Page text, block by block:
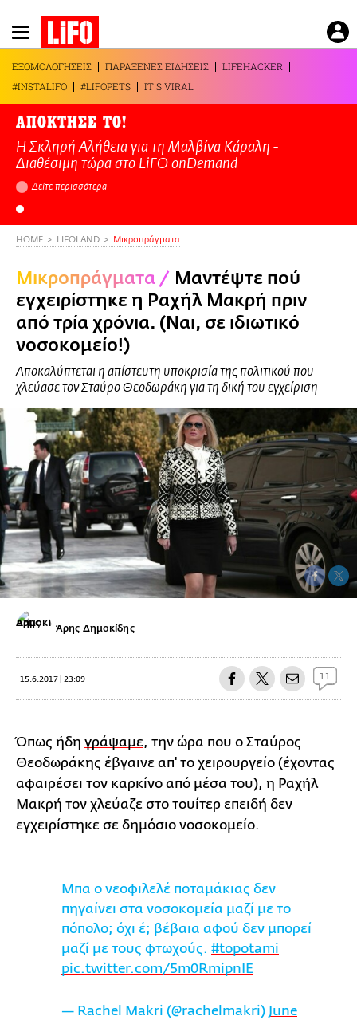
Παράκαμψη
προς
το
κυρίως
περιεχόμενο
ΕΞΟΜΟΛΟΓΗΣΕΙΣ ΠΑΡΑΞΕΝΕΣ ΕΙΔΗΣΕΙΣ
LIFEHACKER
#INSTALIFO
#LIFOPETS IT'S VIRAL
ΑΠΟΚΤΗΣΕ ΤΟ!
Η Σκληρή Αλήθεια για τη Μαλβίνα Κάραλη -
Διαθέσιμη τώρα στo LiFO onDemand
Δείτε περισσότερα
HOME LIFOLAND Mικροπράγματα
Mικροπράγματα / Μαντέψτε πού
εγχειρίστηκε η Ραχήλ Μακρή πριν
από τρία χρόνια. (Ναι, σε ιδιωτικό
νοσοκομείο!)
Αποκαλύπτεται η απίστευτη υποκρισία της πολιτικού που
χλεύασε τον Σταύρο Θεοδωράκη για τη δική του εγχείριση
Άρης Δημοκίδης
15.6.2017 | 23:09 11
Όπως ήδη γράψαμε, την ώρα που ο Σταύρος
Θεοδωράκης έβγαινε απ' το χειρουργείο (έχοντας
αφαιρέσει τον καρκίνο από μέσα του), η Ραχήλ
Μακρή τον χλεύαζε στο τουίτερ επειδή δεν
εγχειρίστηκε σε δημόσιο νοσοκομείο.
Μπα ο νεοφιλελέ ποταμάκιας δεν
πηγαίνει στα νοσοκομεία μαζί με το
πόπολο; όχι έ; βέβαια αφού δεν μπορεί
μαζί με τους φτωχούς. #topotami
pic.twitter.com/5m0RmipnIE
— Rachel Makri (@rachelmakri) June